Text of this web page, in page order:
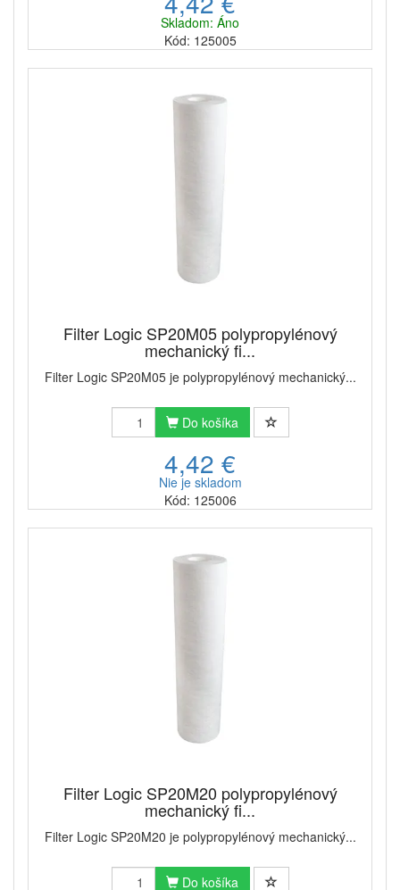
Skladom: Áno
Kód: 125005
Filter Logic SP20M05 polypropylénový
mechanický fi...
Filter Logic SP20M05 je polypropylénový mechanický...
Do košíka
4,42 €
Nie je skladom
Kód: 125006
Filter Logic SP20M20 polypropylénový
mechanický fi...
Filter Logic SP20M20 je polypropylénový mechanický...
Do košíka